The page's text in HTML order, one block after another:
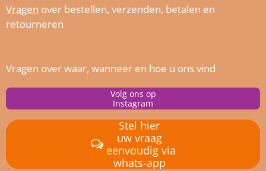
Vragen over bestellen, verzenden, betalen en
retourneren
Vragen over waar, wanneer en hoe u ons vind
Volg ons op
Instagram
Stel hier
uw vraag
eenvoudig via
whats-app